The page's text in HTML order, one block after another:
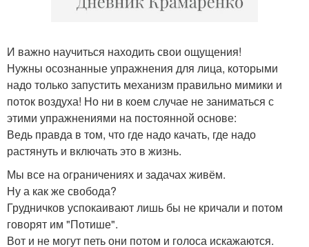
И важно научиться находить свои ощущения!
Нужны осознанные упражнения для лица, которыми
надо только запустить механизм правильно мимики и
поток воздуха! Но ни в коем случае не заниматься с
этими упражнениями на постоянной основе:
Ведь правда в том, что где надо качать, где надо
растянуть и включать это в жизнь.
Мы все на ограничениях и задачах живём.
Ну а как же свобода?
Грудничков успокаивают лишь бы не кричали и потом
говорят им "Потише".
Вот и не могут петь они потом и голоса искажаются.